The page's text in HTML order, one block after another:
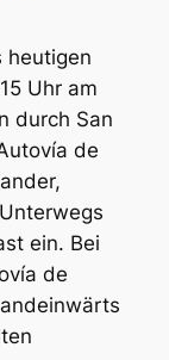
heutigen
Uhr am
durch San
de
ein. Bei
de